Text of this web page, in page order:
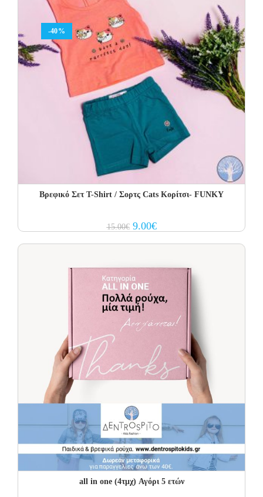
-40%
Βρεφικό Σετ Τ-Shirt / Σορτς Cats Κορίτσι- FUNKY
15.00€ Original
price
9.00€Current
price
all in one (4τμχ) Αγόρι 5 ετών